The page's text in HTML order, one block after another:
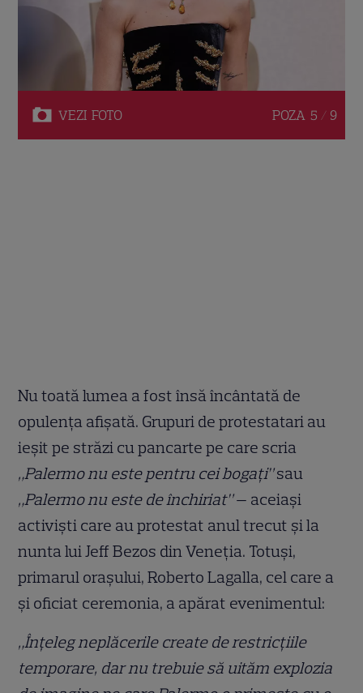
VEZI FOTO POZA 5 / 9
Nu toată lumea a fost însă încântată de
opulența afișată. Grupuri de protestatari au
ieșit pe străzi cu pancarte pe care scria
„Palermo nu este pentru cei bogați”sau
„Palermo nu este de închiriat”— aceiași
activiști care au protestat anul trecut și la
nunta lui Jeff Bezos din Veneția. Totuși,
primarul orașului, Roberto Lagalla, cel care a
și oficiat ceremonia, a apărat evenimentul:
„Înțeleg neplăcerile create de restricțiile
temporare, dar nu trebuie să uităm explozia